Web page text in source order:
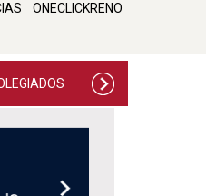
ONECLICKRENO